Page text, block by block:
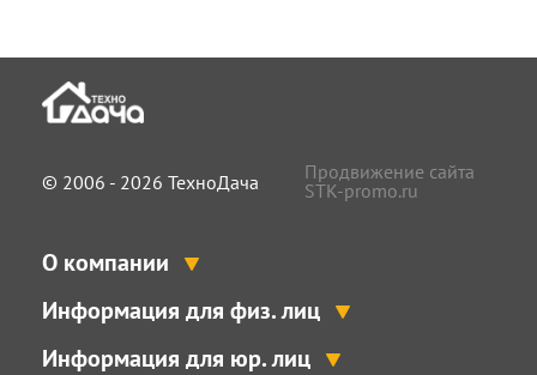
© 2006 - 2026 ТехноДача
Продвижение сайта
STK-promo.ru
О компании
Информация для физ. лиц
Информация для юр. лиц